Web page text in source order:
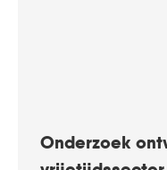
Onderzoek